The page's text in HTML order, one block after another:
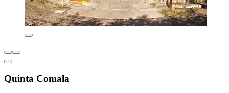
Quinta Comala